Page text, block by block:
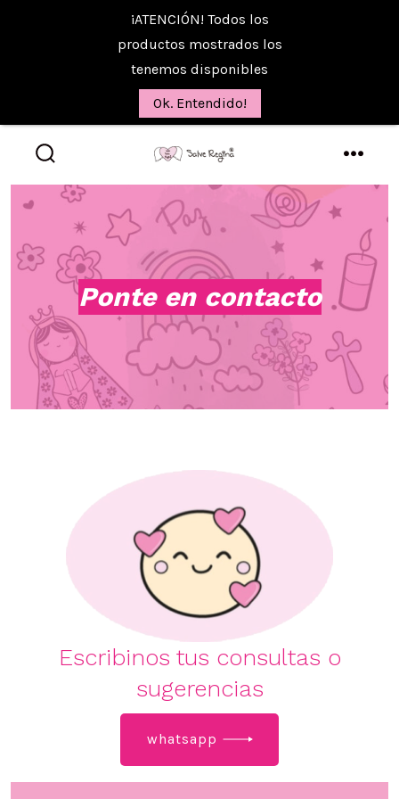
contenido
la
búsqueda
Ponte en contacto
Escribinos tus consultas o
sugerencias
whatsapp
¡ATENCIÓN! Todos los
productos mostrados los
tenemos disponibles
Ok. Entendido!